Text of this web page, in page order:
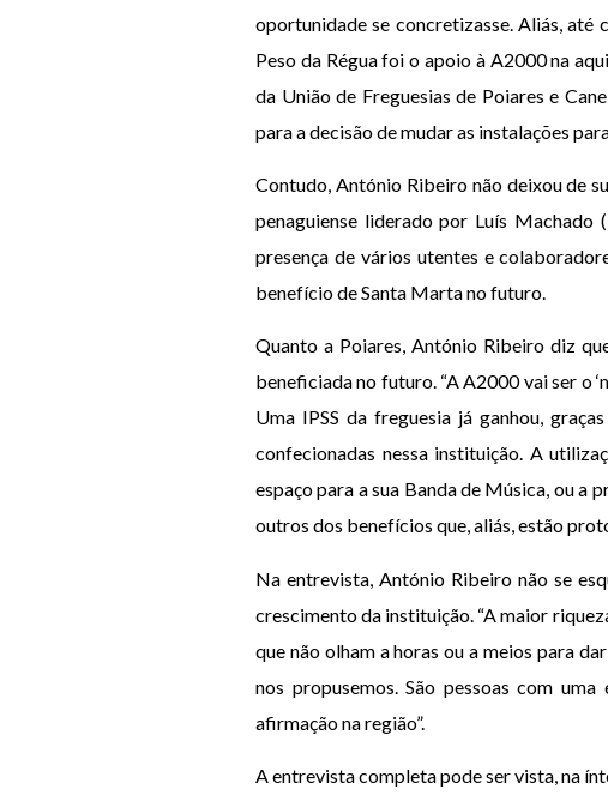
oportunidade se concretizasse. Aliás, até
Peso da Régua foi o apoio à A2000 na
da União de Freguesias de Poiares e
para a decisão de mudar as instalações
Contudo, António Ribeiro não deixou de
penaguiense liderado por Luís Machado
presença de vários utentes e
benefício de Santa Marta no futuro.
Quanto a Poiares, António Ribeiro diz
beneficiada no futuro. “A A2000 vai ser o
Uma IPSS da freguesia já ganhou,
confecionadas nessa instituição. A
espaço para a sua Banda de Música, ou
outros dos benefícios que, aliás, estão
Na entrevista, António Ribeiro não se
crescimento da instituição. “A maior
que não olham a horas ou a meios para
nos propusemos. São pessoas com
afirmação na região”.
A entrevista completa pode ser vista, na